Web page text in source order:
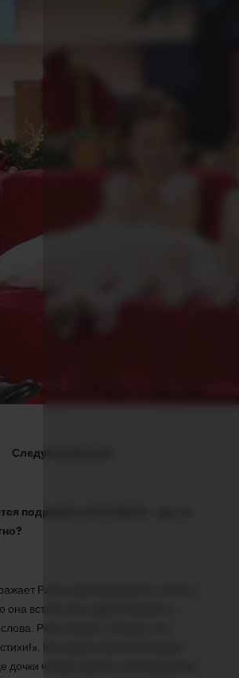
Следуй за мечтой
подражать Рите? Если – да, то
Рите в рассказывании стихов и
она встаёт или садится рядом и
Рита говорит: «Мама, она
На нашем канале в Youtube
дочки читают вместе стихотворение